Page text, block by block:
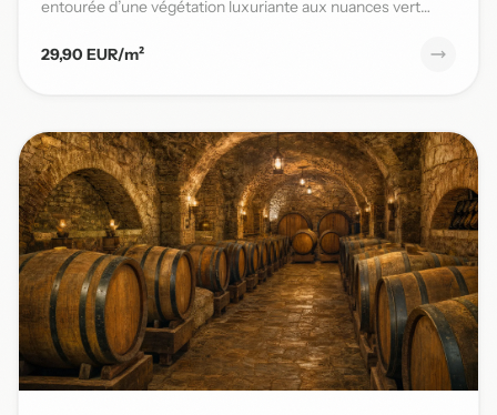
entourée d’une végétation luxuriante aux nuances vert
29,90 EUR/m²